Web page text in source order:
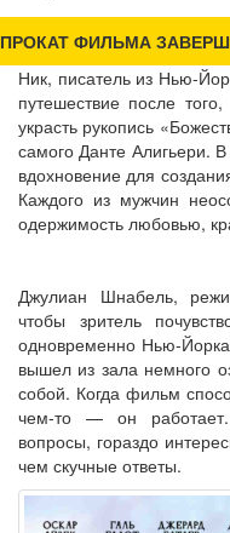
ПРОКАТ ФИЛЬМА
Ник, писатель из Нью-
путешествие после
украсть рукопись
самого Данте Алигьери.
вдохновение для
Каждого из мужчин
одержимость любовью,
Джулиан Шнабель,
чтобы зритель
одновременно Нью-
вышел из зала немного
собой. Когда фильм
чем-то — он
вопросы, гораздо
чем скучные ответы.